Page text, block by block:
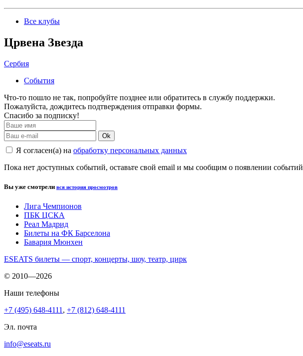
Все клубы
Црвена Звезда
Сербия
События
Что-то пошло не так, попробуйте позднее или обратитесь в службу поддержки.
Пожалуйста, дождитесь подтверждения отправки формы.
Спасибо за подписку!
Ok
Я согласен(а) на обработку персональных данных
Пока нет доступных событий, оставьте свой email и мы сообщим о появлении событий
Вы уже смотрели вся история просмотров
Лига Чемпионов
ПБК ЦСКА
Реал Мадрид
Билеты на ФК Барселона
Бавария Мюнхен
ESEATS билеты — спорт, концерты, шоу, театр, цирк
© 2010—2026
Наши телефоны
+7 (495) 648-4111 , +7 (812) 648-4111
Эл. почта
info@eseats.ru